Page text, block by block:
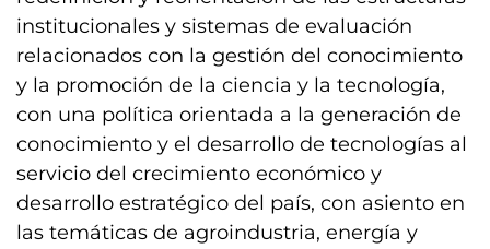
institucionales y sistemas de evaluación
relacionados con la gestión del conocimiento
y la promoción de la ciencia y la tecnología,
con una política orientada a la generación de
conocimiento y el desarrollo de tecnologías al
servicio del crecimiento económico y
desarrollo estratégico del país, con asiento en
las temáticas de agroindustria, energía y